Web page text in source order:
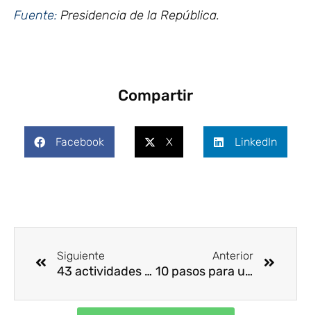
Fuente: Presidencia de la República.
Compartir
Facebook X LinkedIn
Siguiente
43 actividades exceptuadas durante el Aislamiento Preventivo Obligatorio
Anterior
10 pasos para un retorno al trabajo seguro y saludable en tiempos de COVID-19